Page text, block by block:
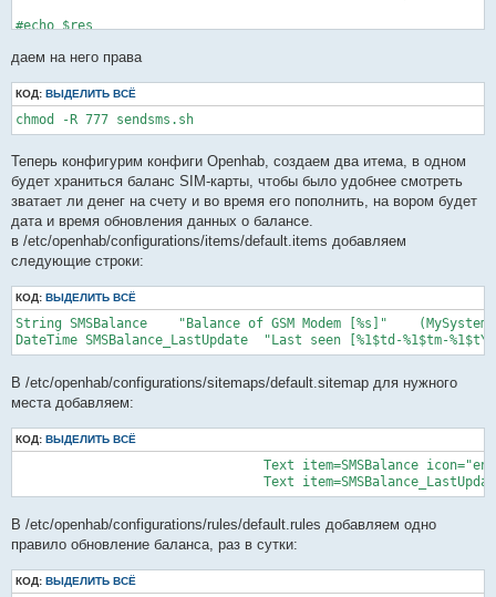
#echo $res
#echo result
даем на него права
КОД: ВЫДЕЛИТЬ ВСЁ
Теперь конфигурим конфиги Openhab, создаем два итема, в одном
будет храниться баланс SIM-карты, чтобы было удобнее смотреть
зватает ли денег на счету и во время его пополнить, на вором будет
дата и время обновления данных о балансе.
в /etc/openhab/configurations/items/default.items добавляем
следующие строки:
КОД: ВЫДЕЛИТЬ ВСЁ
String SMSBalance    "Balance of GSM Modem [%s]"    (MySystem)
В /etc/openhab/configurations/sitemaps/default.sitemap для нужного
места добавляем:
КОД: ВЫДЕЛИТЬ ВСЁ
Text item=SMSBalance
В /etc/openhab/configurations/rules/default.rules добавляем одно
правило обновление баланса, раз в сутки:
КОД: ВЫДЕЛИТЬ ВСЁ